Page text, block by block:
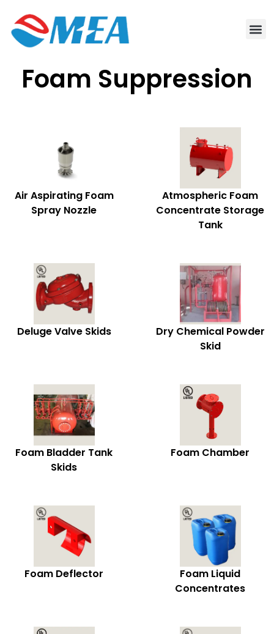
Foam Suppression
Air Aspirating Foam
Spray Nozzle
Atmospheric Foam
Concentrate Storage
Tank
Deluge Valve Skids
Dry Chemical Powder
Skid
Foam Bladder Tank
Skids
Foam Chamber
Foam Deflector
Foam Liquid
Concentrates